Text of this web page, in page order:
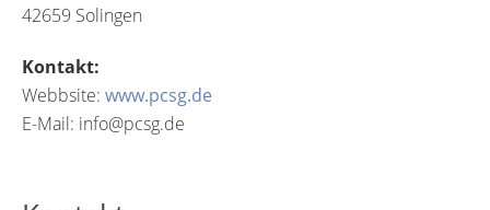
42659 Solingen
Kontakt:
Webbsite: www.pcsg.de
E-Mail: info@pcsg.de